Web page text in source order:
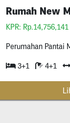
Pembantu Terpisah
KPR: Rp.14,756,141
3+1 4+1